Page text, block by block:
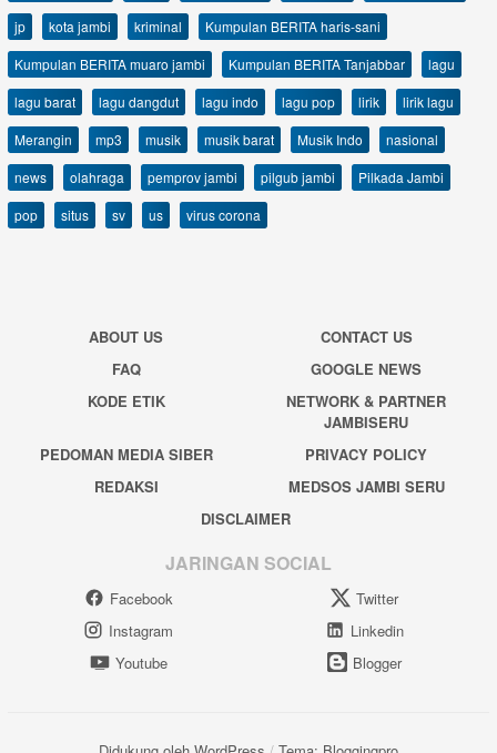
jp
kota jambi kriminal
Kumpulan BERITA haris-sani
Kumpulan BERITA muaro jambi
Kumpulan BERITA Tanjabbar
lagu
lagu barat
lagu dangdut lagu indo lagu pop lirik
lirik lagu
Merangin
mp3 musik musik barat Musik Indo
nasional
news
olahraga pemprov jambi pilgub jambi
Pilkada Jambi
pop
situs sv us virus corona
ABOUT US
CONTACT US
FAQ
GOOGLE NEWS
KODE ETIK
NETWORK & PARTNER
JAMBISERU
PEDOMAN MEDIA SIBER
PRIVACY POLICY
REDAKSI
MEDSOS JAMBI SERU
DISCLAIMER
JARINGAN SOCIAL
Facebook
Twitter
Instagram
Linkedin
Youtube
Blogger